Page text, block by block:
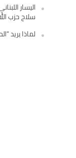
اليسار
سلاح حزب
لماذا يريد